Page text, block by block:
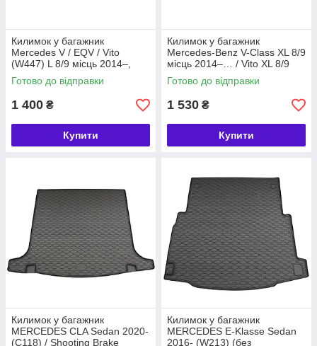
Килимок у багажник
Mercedes V / EQV / Vito
(W447) L 8/9 місць 2014–,
гумовий, модельний, Rigum
Чехія (421026)
Готово до відправки
1 400 ₴
Купити
Килимок у багажник
Mercedes-Benz V-Class XL 8/9
місць 2014–… / Vito XL 8/9
місць 2014–…, гумовий,
модельний, Rigum Чехія
Готово до відправки
1 530 ₴
Купити
Килимок у багажник
MERCEDES CLA Sedan 2020-
(C118) / Shooting Brake
Килимок у багажник
MERCEDES E-Klasse Sedan
2016- (W213) (без